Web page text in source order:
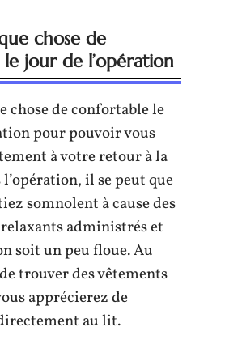
chose de
jour de l’opération
chose de confortable le
pour pouvoir vous
à votre retour à la
il se peut que
somnolent à cause des
administrés et
soit un peu floue. Au
trouver des vêtements
apprécierez de
au lit.